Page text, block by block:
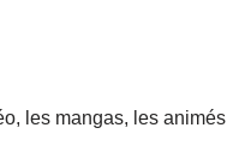
les mangas, les animés